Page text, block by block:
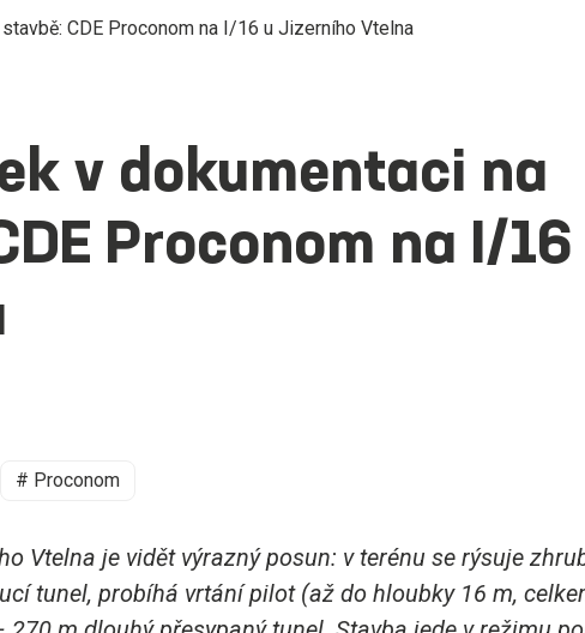
CDE Proconom na I/16 u Jizerního Vtelna
v dokumentaci na
Proconom na I/16
# Proconom
Vtelna je vidět výrazný posun: v terénu se rýsuje
tunel, probíhá vrtání pilot (až do hloubky 16 m,